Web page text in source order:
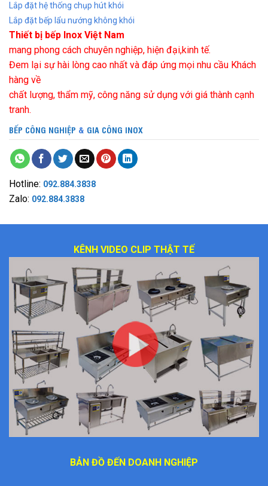
Lắp đặt hệ thống chụp hút khói
Lắp đặt bếp lẩu nướng không khói
Thiết bị bếp Inox Việt Nam
mang phong cách chuyên nghiệp, hiện đại,kinh tế.
Đem lại sự hài lòng cao nhất và đáp ứng mọi nhu cầu Khách
hàng về
chất lượng, thẩm mỹ, công năng sử dụng với giá thành cạnh
tranh.
BẾP CÔNG NGHIỆP & GIA CÔNG INOX
Hotline: 092.884.3838
Zalo: 092.884.3838
KÊNH VIDEO CLIP THẬT TẾ
BẢN ĐỒ ĐẾN DOANH NGHIỆP